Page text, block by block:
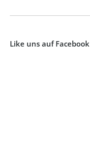
Like uns auf Facebook